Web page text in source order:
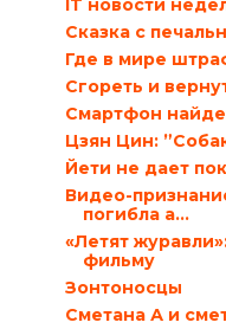
IT новости
Сказка с
Где в мире
Сгореть и
Смартфон
Цзян Цин:
Йети не дает
Видео-
погибла а...
«Летят
фильму
Зонтоносцы
Сметана А и